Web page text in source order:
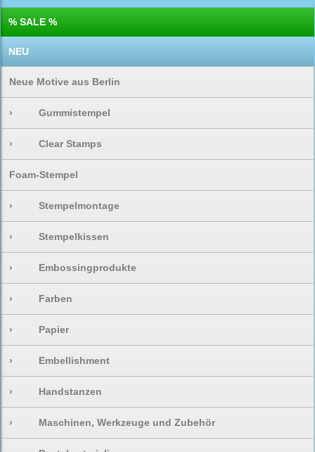
% SALE %
NEU
Neue Motive aus Berlin
› Gummistempel
› Clear Stamps
Foam-Stempel
› Stempelmontage
› Stempelkissen
› Embossingprodukte
› Farben
› Papier
› Embellishment
› Handstanzen
› Maschinen, Werkzeuge und Zubehör